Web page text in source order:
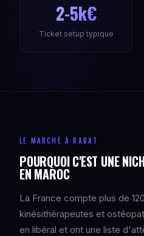
2-5k€
Ticket setup typique
LE MARCHÉ À RABAT
POURQUOI C'EST UNE
EN MAROC
La France compte plus de
kinésithérapeutes et
en libéral et ont une liste